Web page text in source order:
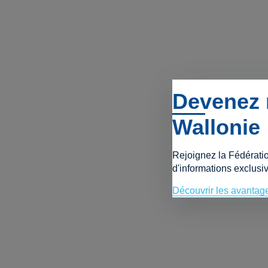
Wallonie
Rejoignez la
d'informations
Découvrir les